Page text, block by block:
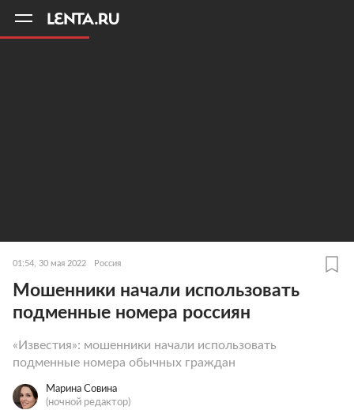
01:54, 30 мая 2022 Россия
Мошенники начали использовать
подменные номера россиян
«Известия»: мошенники начали использовать
подменные номера обычных граждан
Марина Совина
(ночной редактор)